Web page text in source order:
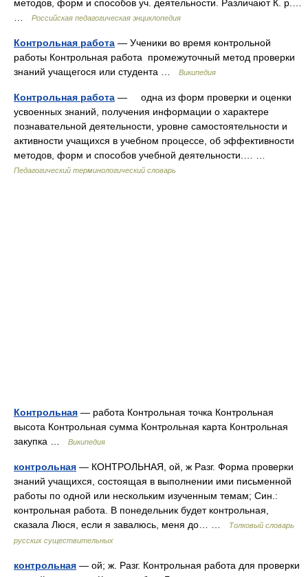
методов, форм и способов уч. деятельности. Различают К. р.…
Российская педагогическая энциклопедия
Контрольная работа — Ученики во время контрольной
работы Контрольная работа промежуточный метод проверки
знаний учащегося или студента …
Википедия
Контрольная работа — одна из форм проверки и оценки
усвоенных знаний, получения информации о характере
познавательной деятельности, уровне самостоятельности и
активности учащихся в учебном процессе, об эффективности
методов, форм и способов учебной деятельности.… …
Педагогический терминологический словарь
Контрольная — работа Контрольная точка Контрольная
высота Контрольная сумма Контрольная карта Контрольная
закупка …
Википедия
контрольная — КОНТРОЛЬНАЯ, ой, ж Разг. Форма проверки
знаний учащихся, состоящая в выполнении ими письменной
работы по одной или нескольким изученным темам; Син.:
контрольная работа. В понедельник будет контрольная,
сказала Люся, если я завалюсь, меня до… …
Толковый словарь
русских существительных
контрольная — ой; ж. Разг. Контрольная работа для проверки